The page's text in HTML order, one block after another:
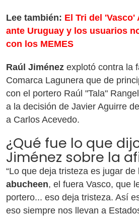
Lee también: El Tri del 'Vasco'
ante Uruguay y los usuarios
con los MEMES
Raúl Jiménez explotó contra la
Comarca Lagunera que de
con el portero Raúl "Tala"
a la decisión de Javier Aguirre
a Carlos Acevedo.
¿Qué fue lo que
Jiménez sobre la
“Lo que deja tristeza es jugar de
abucheen, el fuera Vasco, que
portero... eso deja tristeza. Así
eso siempre nos llevan a